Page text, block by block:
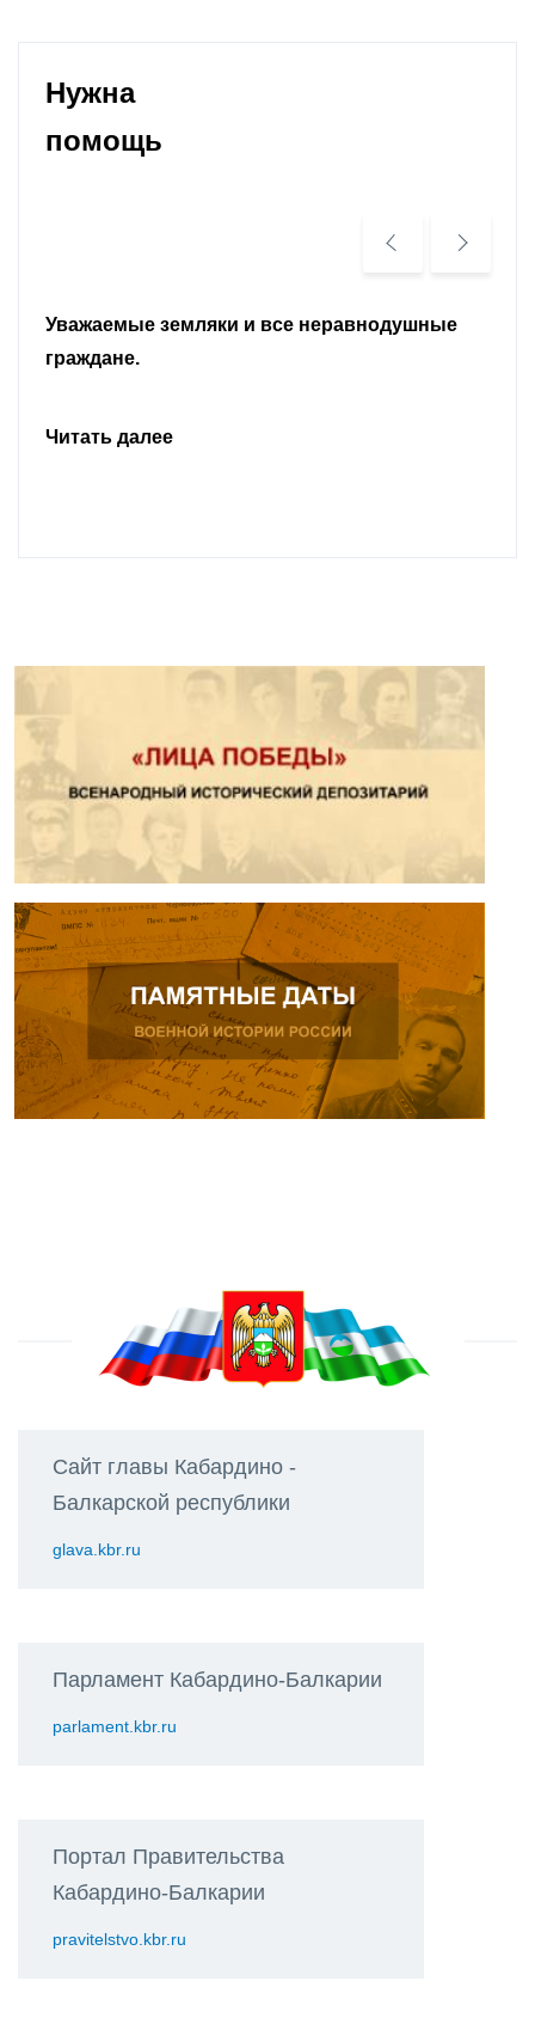
Нужна
помощь
Уважаемые земляки и все неравнодушные
граждане.
Читать далее
Сайт главы Кабардино -
Балкарской республики
glava.kbr.ru
Парламент Кабардино-Балкарии
parlament.kbr.ru
Портал Правительства
Кабардино-Балкарии
pravitelstvo.kbr.ru